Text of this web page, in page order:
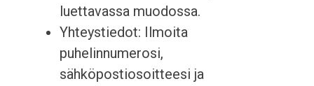
luettavassa muodossa.
Yhteystiedot: Ilmoita
puhelinnumerosi,
sähköpostiosoitteesi ja